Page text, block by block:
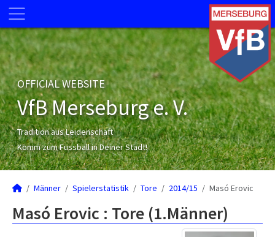
OFFICIAL WEBSITE
VfB Merseburg e. V.
Tradition aus Leidenschaft
Komm zum Fussball in Deiner Stadt!
Männer Spielerstatistik Tore 2014/15 Masó Erovic
Masó Erovic : Tore (1.Männer)